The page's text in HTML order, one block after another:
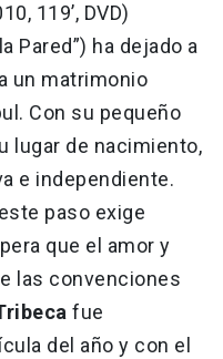
119’, DVD)
Pared”) ha dejado a
un matrimonio
Con su pequeño
lugar de nacimiento,
e independiente.
paso exige
que el amor y
las convenciones
fue
del año y con el